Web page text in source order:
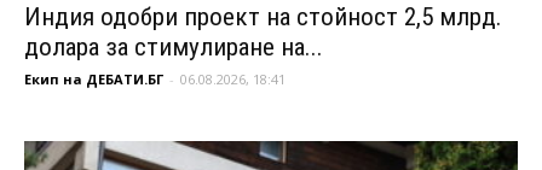
Индия одобри проект на стойност 2,5 млрд.
долара за стимулиране на...
Екип на ДЕБАТИ.БГ - 06.08.2026, 18:41